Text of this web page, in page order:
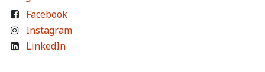
Facebook
Instagram
LinkedIn